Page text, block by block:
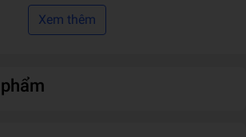
Tập 4
sinh đã như vậy… Cũng như cháu sinh
Xem thêm